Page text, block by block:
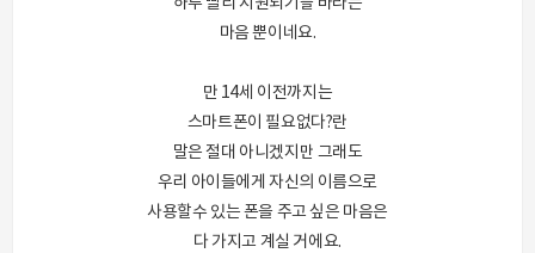
마음 뿐이네요.
만 14세 이전까지는
스마트폰이 필요없다?란
말은 절대 아니겠지만 그래도
우리 아이들에게 자신의 이름으로
사용할수 있는 폰을 주고 싶은 마음은
다 가지고 계실 거에요.